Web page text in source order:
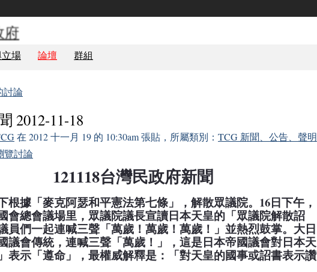
場 論壇 群組
討論
2012-11-18
在 2012 十一月 19 的 10:30am 張貼，所屬類別： TCG 新聞、公告、聲明
覽討論
121118台灣民政府新聞
根據「麥克阿瑟和平憲法第七條」，解散眾議院。 16日下午，
會總會議場里，眾議院議長宣讀日本天皇的「眾議院解散詔
員們一起連喊三聲「萬歲！萬歲！萬歲！」 並熱烈鼓掌。大日
議會傳統，連喊三聲「萬歲！」，這是日本帝國議會對日本天
表示「遵命」，最權威解釋是：「對天皇的國事或詔書表示讚